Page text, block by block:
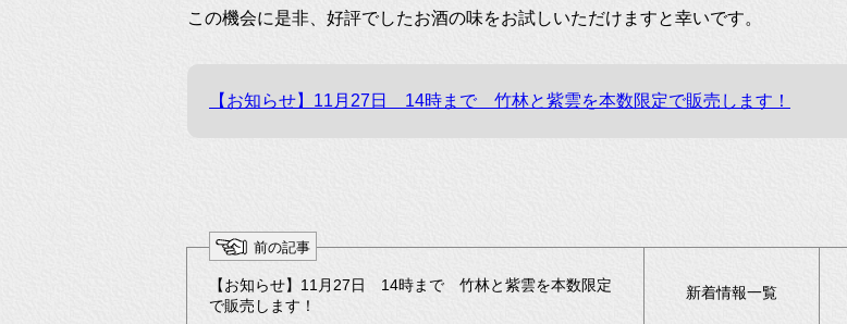
この機会に是非、好評でしたお酒の味をお試しいただけますと幸いです。
【お知らせ】11月27日 14時まで 竹林と紫雲を本数限定で販売します！
前の記事
【お知らせ】11月27日 14時まで 竹林と紫雲を本数限定
で販売します！
新着情報一覧